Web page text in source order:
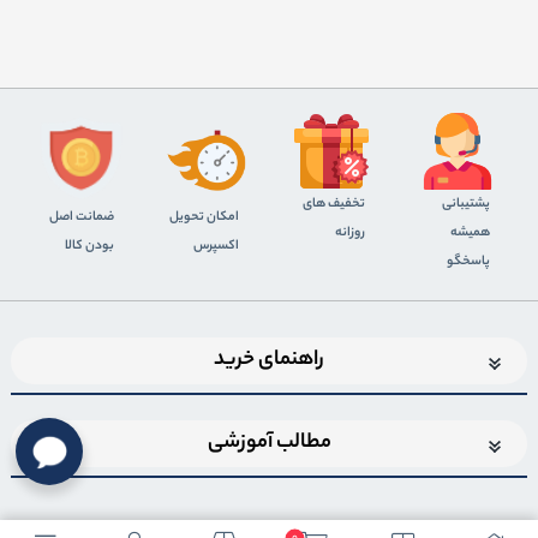
پشتیبانی
همیشه
پاسخگو
تخفیف های
روزانه
اﻣﮑﺎن ﺗﺤﻮﯾﻞ
اﮐﺴﭙﺮس
ضمانت اصل
بودن کالا
راهنمای خرید
مطالب آموزشی